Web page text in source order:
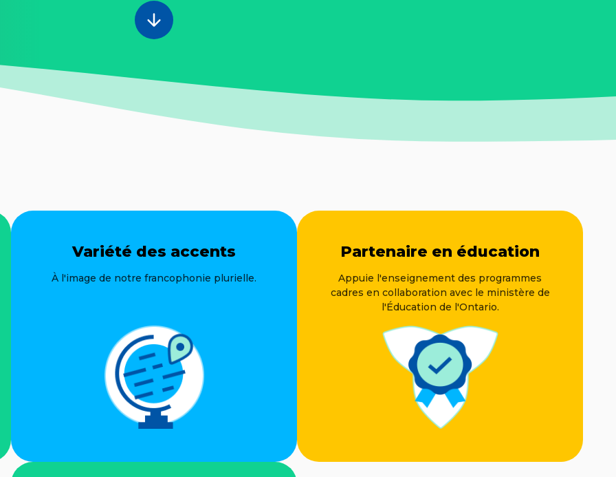
Variété des accents
À l'image de notre francophonie plurielle.
Partenaire en éducation
Appuie l'enseignement des programmes
cadres en collaboration avec le ministère de
l'Éducation de l'Ontario.